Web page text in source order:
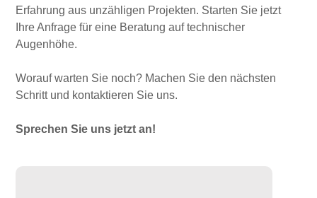
Erfahrung aus unzähligen Projekten. Starten Sie jetzt
Ihre Anfrage für eine Beratung auf technischer
Augenhöhe.
Worauf warten Sie noch? Machen Sie den nächsten
Schritt und kontaktieren Sie uns.
Sprechen Sie uns jetzt an!